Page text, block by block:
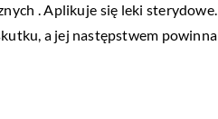
. Aplikuje się leki sterydowe.
a jej następstwem powinna